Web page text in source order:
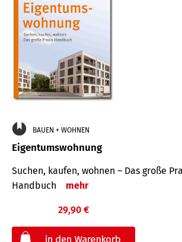
BAUEN + WOHNEN
Eigentumswohnung
Suchen, kaufen, wohnen – Das große
Handbuch
mehr
29,90 €